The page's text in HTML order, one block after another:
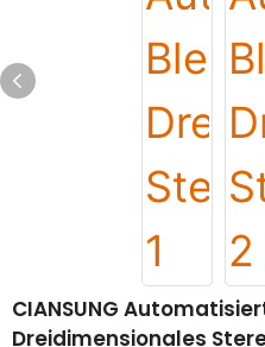
CIANSUNG
Dreidimensionales